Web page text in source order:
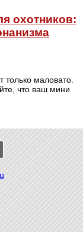
охотников:
маловато.
что ваш мини